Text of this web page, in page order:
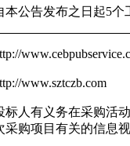
本公告发布之日起5个
www.sztczb.com
标人有义务在采购活
采购项目有关的信息